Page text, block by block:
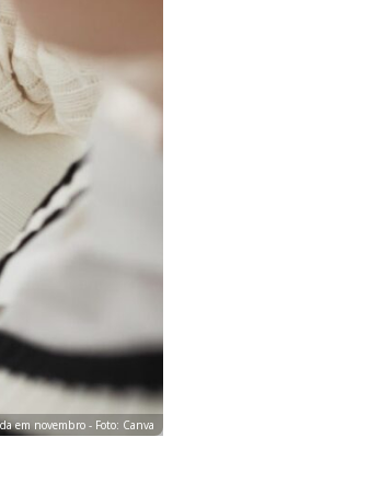
em novembro - Foto: Canva